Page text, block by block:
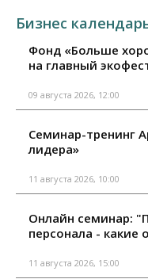
Бизнес
Фонд «Больше
на главный
09 августа 2026, 12:00
Семинар-тренинг
лидера»
11 августа 2026, 10:00
Онлайн семинар:
персонала -
11 августа 2026, 15:00